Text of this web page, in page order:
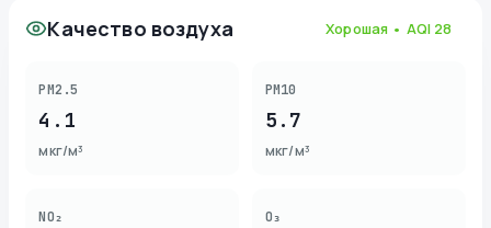
Качество воздуха Хорошая • AQI 28
PM2.5
4.1
мкг/м³
PM10
5.7
мкг/м³
NO₂ O₃